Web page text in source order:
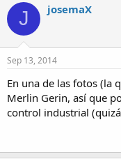
J josemaX
Sep 13, 2014
En una de las fotos (la
Merlin Gerin, así que
control industrial